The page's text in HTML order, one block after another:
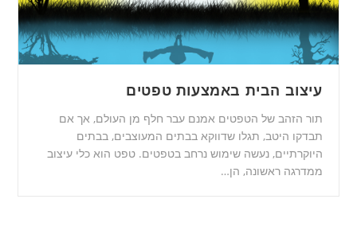
עיצוב הבית באמצעות טפטים
תור הזהב של הטפטים אמנם עבר חלף מן העולם, אך אם
תבדקו היטב, תגלו שדווקא בבתים המעוצבים, בבתים
היוקרתיים, נעשה שימוש נרחב בטפטים. טפט הוא כלי עיצוב
ממדרגה ראשונה, הן…